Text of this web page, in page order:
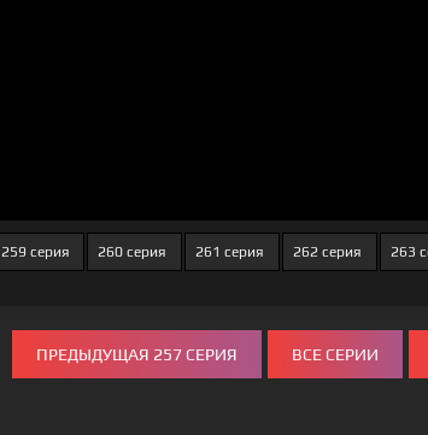
259 серия 260 серия 261 серия 262 серия 263
ПРЕДЫДУЩАЯ 257 СЕРИЯ ВСЕ СЕРИИ